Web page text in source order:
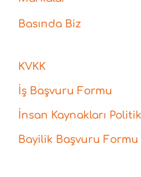
Basında Biz
KVKK
İş Başvuru Formu
İnsan Kaynakları
Bayilik Başvuru Formu